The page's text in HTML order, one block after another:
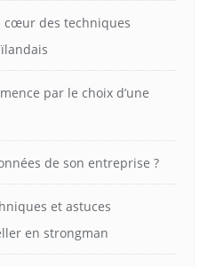
cœur des techniques
par le choix d’une
de son entreprise ?
et astuces
en strongman